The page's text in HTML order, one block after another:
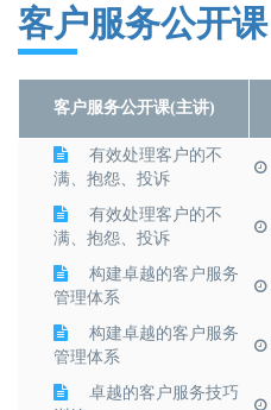
《当“喉舌”遇上自媒
体—互联网下的企业内刊
和自媒体管理》
地工作坊》
客户服务公开课
客户服务公开课(主讲)
有效处理客户的不
满、抱怨、投诉
有效处理客户的不
满、抱怨、投诉
构建卓越的客户服务
管理体系
构建卓越的客户服务
管理体系
卓越的客户服务技巧